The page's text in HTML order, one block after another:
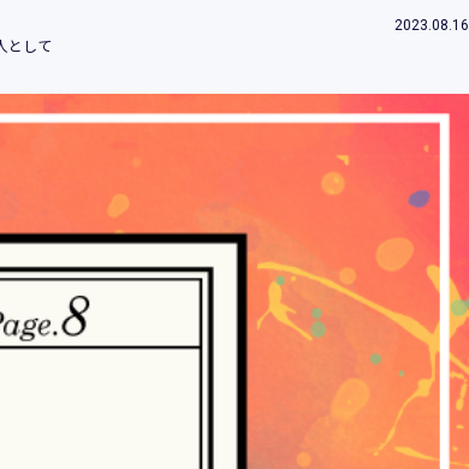
。）において、お客様が、当社
及びご利用履歴に関する情報
いただきます。
法
2023.08.16
として